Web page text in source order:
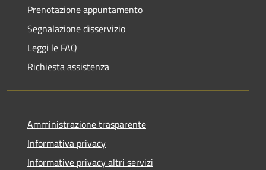
Prenotazione appuntamento
Segnalazione disservizio
Leggi le FAQ
Richiesta assistenza
Amministrazione trasparente
Informativa privacy
Informative privacy altri servizi